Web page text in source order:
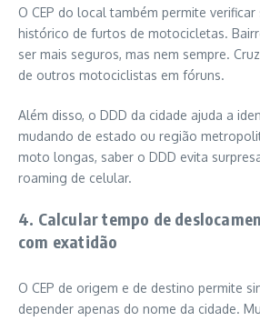
O CEP do local também permite
histórico de furtos de motocicletas.
ser mais seguros, mas nem sempre.
de outros motociclistas em fóruns.
Além disso, o DDD da cidade ajuda a
mudando de estado ou região
moto longas, saber o DDD evita
roaming de celular.
4. Calcular tempo de
com exatidão
O CEP de origem e de destino permite
depender apenas do nome da cidade.